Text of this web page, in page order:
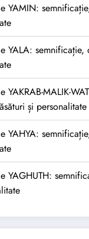
YAMIN:
YALA: semnificație,
YAKRAB-MALIK-
și personalitate
YAHYA:
YAGHUTH: